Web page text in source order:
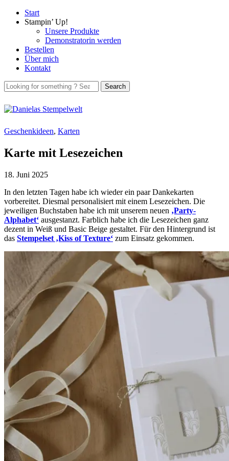
Start
Stampin’ Up!
Unsere Produkte
Demonstratorin werden
Bestellen
Über mich
Kontakt
Geschenkideen, Karten
Karte mit Lesezeichen
18. Juni 2025
In den letzten Tagen habe ich wieder ein paar Dankekarten
vorbereitet. Diesmal personalisiert mit einem Lesezeichen. Die
jeweiligen Buchstaben habe ich mit unserem neuen ‚Party-
Alphabet‘ ausgestanzt. Farblich habe ich die Lesezeichen ganz
dezent in Weiß und Basic Beige gestaltet. Für den Hintergrund ist
das Stempelset ‚Kiss of Texture‘ zum Einsatz gekommen.